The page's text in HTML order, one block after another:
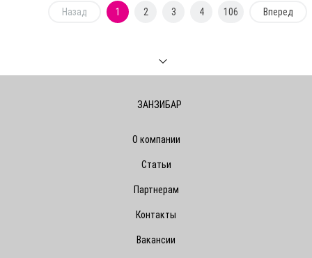
Назад 1 2 3 4 106 Вперед
ЗАНЗИБАР
О компании
Статьи
Партнерам
Контакты
Вакансии